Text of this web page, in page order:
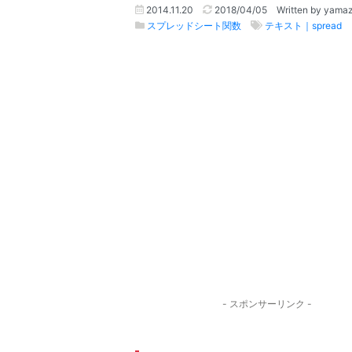
2014.11.20 2018/04/05
Written by
スプレッドシート関数
テキスト｜spread
- スポンサーリンク -